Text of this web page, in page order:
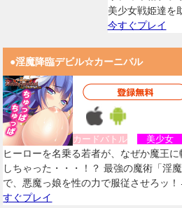
美少女戦姫達を
今すぐプレイ
●淫魔降臨デビル☆カーニバル
カードバトル 美少女
ヒーローを名乗る若者が、なぜか魔王に
しちゃった・・・！？ 最強の魔術「淫魔
で、悪魔っ娘を性の力で服従させろッ
すぐプレイ